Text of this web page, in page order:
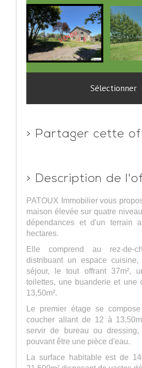
Sélectionner
> Partager cette
> Description de
PATOUX Immobilier vous
maison élevée sur quatre
dépendances et d'un terrain
hectares.
Elle comprend au rez-de-
distribuant un espace
séjour, le tout offrant 37m²,
toilettes, une buanderie et une
13,50m².
Le premier étage se
coucher allant de 12 à
servir de bureau ou
pouvant être une pièce d'eau.
La surface habitable est de